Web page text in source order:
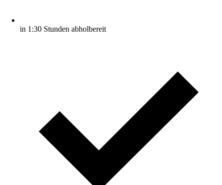
in 1:30 Stunden abholbereit